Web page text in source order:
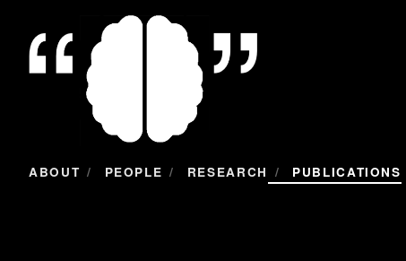
ABOUT / PEOPLE / RESEARCH / PUBLICATIONS